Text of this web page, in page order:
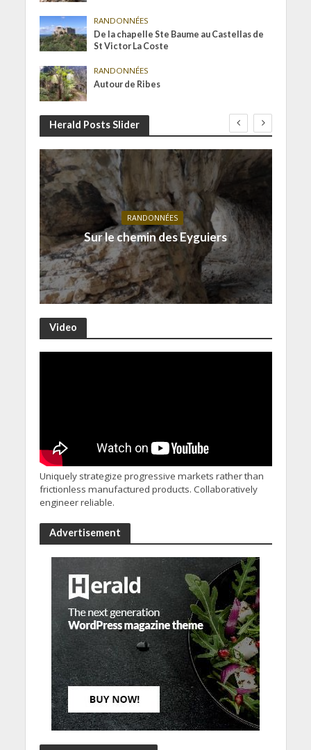
RANDONNÉES
De la chapelle Ste Baume au Castellas de
St Victor La Coste
RANDONNÉES
Autour de Ribes
Herald Posts Slider
RANDONNÉES
Sur le chemin des Eyguiers
Video
Uniquely strategize progressive markets rather than
frictionless manufactured products. Collaboratively
engineer reliable.
Advertisement